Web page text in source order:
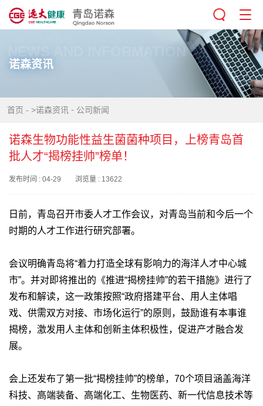
NEWS AND INFORMATION
诺森资讯
首页 - >诺森资讯 - 公司新闻
诺森生物功能性益生菌菌种项目，上榜青岛首
批人才“揭榜挂帅”榜单！
发布时间 : 04-29 浏览量 : 13622
日前，青岛召开市委人才工作会议，对青岛当前和今后一个
时期的人才工作进行研究部署。
会议明确青岛将“着力打造全球有影响力的海洋人才中心城
市”。并对即将推出的《推进“揭榜挂帅”的若干措施》进行了
发布和解读，这一政策按照“政府搭建平台、用人主体唱
戏、供需双方对接、市场化运行”的原则，鼓励谁有本事谁
揭榜，激发用人主体和创新主体积极性，促进产才融合发
展。
会上还发布了第一批“揭榜挂帅”的榜单，70个项目涵盖海洋
科技、高端装备、高端化工、生物医药、新一代信息技术等